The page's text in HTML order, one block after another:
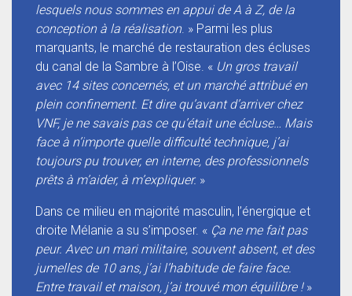
lesquels nous sommes en appui de A à Z, de la
conception à la réalisation. » Parmi les plus
marquants, le marché de restauration des écluses
du canal de la Sambre à l’Oise. « Un gros travail
avec 14 sites concernés, et un marché attribué en
plein confinement. Et dire qu’avant d’arriver chez
VNF, je ne savais pas ce qu’était une écluse… Mais
face à n’importe quelle difficulté technique, j’ai
toujours pu trouver, en interne, des professionnels
prêts à m’aider, à m’expliquer. »
Dans ce milieu en majorité masculin, l’énergique et
droite Mélanie a su s’imposer. « Ça ne me fait pas
peur. Avec un mari militaire, souvent absent, et des
jumelles de 10 ans, j’ai l’habitude de faire face.
Entre travail et maison, j’ai trouvémon équilibre !»